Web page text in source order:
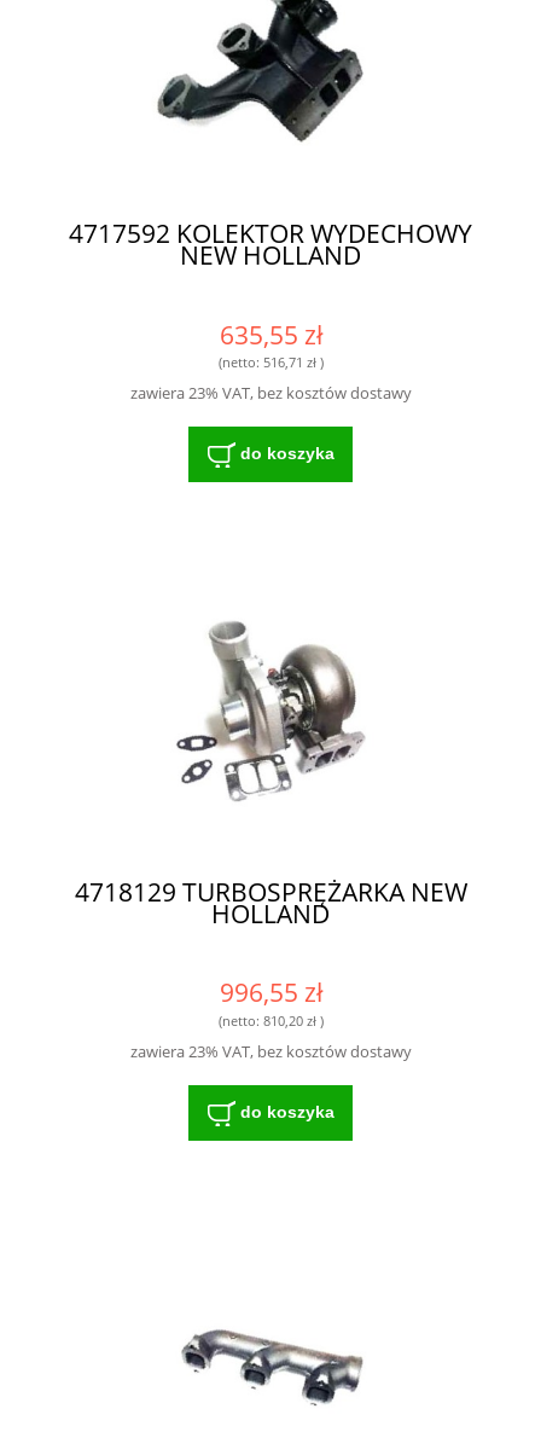
4717592 KOLEKTOR WYDECHOWY
NEW HOLLAND
635,55 zł
(netto: 516,71 zł)
zawiera 23% VAT, bez kosztów dostawy
do koszyka
4718129 TURBOSPRĘŻARKA NEW
HOLLAND
996,55 zł
(netto: 810,20 zł)
zawiera 23% VAT, bez kosztów dostawy
do koszyka